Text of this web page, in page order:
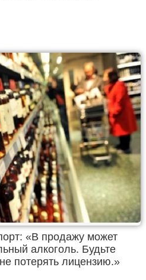
«В продажу может
алкоголь. Будьте
потерять лицензию.»